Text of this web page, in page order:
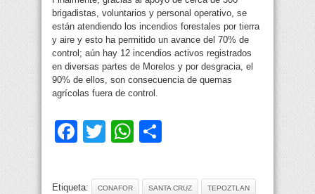
brigadistas, voluntarios y personal operativo, se
están atendiendo los incendios forestales por tierra
y aire y esto ha permitido un avance del 70% de
control; aún hay 12 incendios activos registrados
en diversas partes de Morelos y por desgracia, el
90% de ellos, son consecuencia de quemas
agrícolas fuera de control.
Facebook
TwitterWhatsApp
Etiqueta: CONAFOR SANTA CRUZ TEPOZTLAN